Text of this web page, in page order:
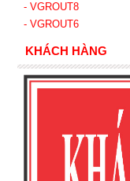
- VGROUT8
- VGROUT6
KHÁCH HÀNG